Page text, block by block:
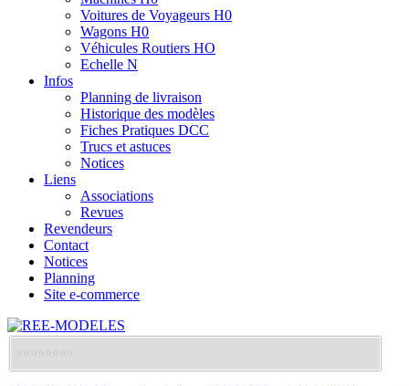
Voitures de Voyageurs H0
Wagons H0
Véhicules Routiers HO
Echelle N
Infos
Planning de livraison
Historique des modèles
Fiches Pratiques DCC
Trucs et astuces
Notices
Liens
Associations
Revues
Revendeurs
Contact
Notices
Planning
Site e-commerce